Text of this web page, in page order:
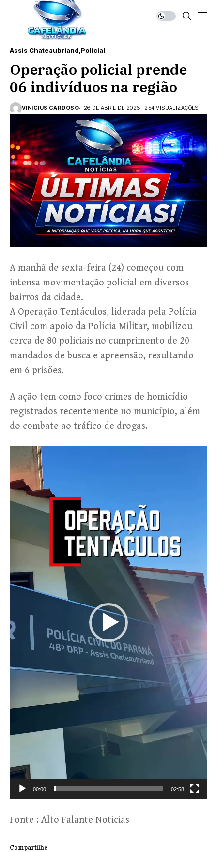
Assis Chateaubriand Policial
Operação policial prende
06 indivíduos na região
VINICIUS CARDOSO 26 DE ABRIL DE 2026 254 VISUALIZAÇÕES
A manhã de sexta-feira (24) começou com
intensa movimentação policial em diversos
bairros da cidade.
A Operação Tentáculos, liderada pela Polícia
Civil com apoio da Polícia Militar, mobilizou
cerca de 80 policiais no cumprimento de 20
mandados de busca e apreensão, resultando
em 6 prisões.
A ação tem como foco crimes de homicídio
registrados recentemente no município, além
do combate ao tráfico de drogas.
Tocador
de
vídeo
00:00 02:58
Fonte : Alto Falante Noticias
Compartilhe